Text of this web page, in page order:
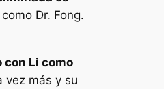
Dr. Fong.
con Li como
vez más y su